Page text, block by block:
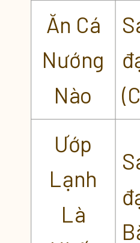
Ăn Cá
Nướng
Nào
Ướp
Lạnh
Là